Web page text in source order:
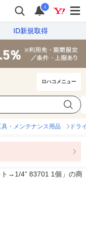
i
ID新規取得
ロハコメニュー
具・メンテナンス用品 ドラ